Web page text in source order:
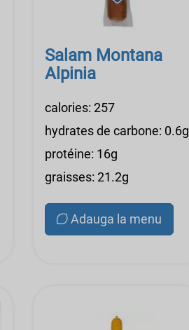
Salam Montana
Alpinia
calories: 257
hydrates de carbone: 0.6g
protéine: 16g
graisses: 21.2g
Adauga la menu